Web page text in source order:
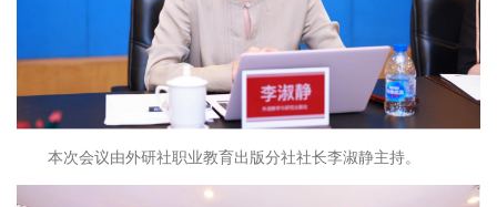
本次会议由外研社职业教育出版分社社长李淑静主持。